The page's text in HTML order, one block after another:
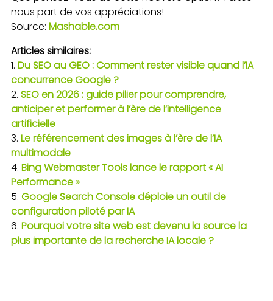
nous part de vos appréciations!
Source: Mashable.com
Articles similaires:
Du SEO au GEO : Comment rester visible quand l’IA
concurrence Google ?
SEO en 2026 : guide pilier pour comprendre,
anticiper et performer à l’ère de l’intelligence
artificielle
Le référencement des images à l’ère de l’IA
multimodale
Bing Webmaster Tools lance le rapport « AI
Performance »
Google Search Console déploie un outil de
configuration piloté par IA
Pourquoi votre site web est devenu la source la
plus importante de la recherche IA locale ?